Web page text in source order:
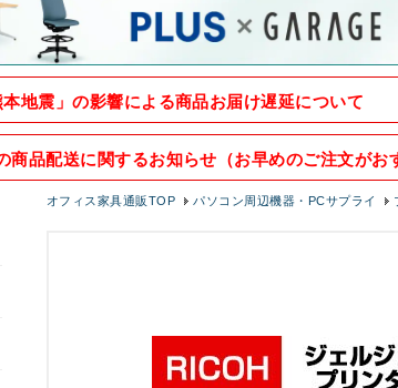
地震」の影響による商品お届け遅延について
商品配送に関するお知らせ（お早めのご注文がお
オフィス家具通販TOP パソコン周辺機器・PCサプライ